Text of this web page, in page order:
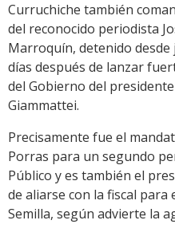
Curruchiche también
del reconocido periodista
Marroquín, detenido desde
días después de lanzar
del Gobierno del
Giammattei.
Precisamente fue el
Porras para un segundo
Público y es también el
de aliarse con la fiscal
Semilla, según advierte la